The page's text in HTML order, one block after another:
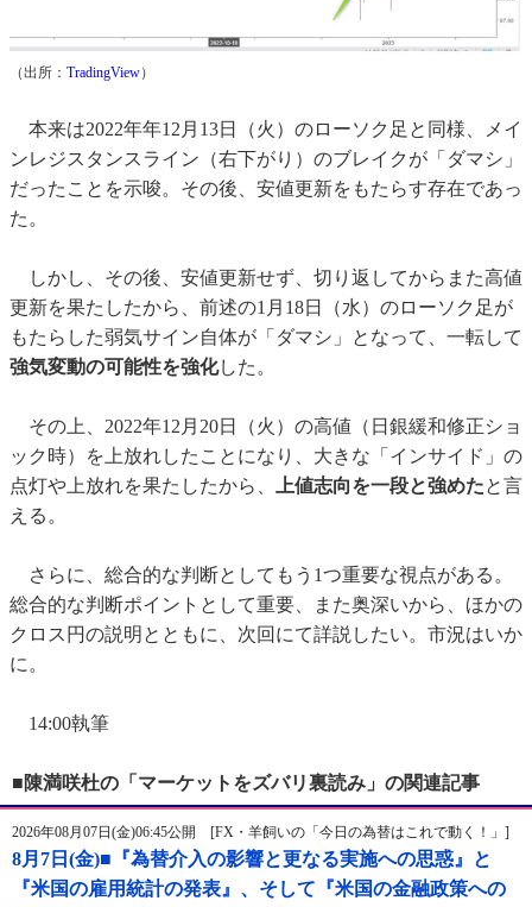
（出所： TradingView）
本来は2022年年12月13日（火）のローソク足と同様、メイ
ンレジスタンスライン（右下がり）のブレイクが「ダマシ」
だったことを示唆。その後、安値更新をもたらす存在であっ
た。
しかし、その後、安値更新せず、切り返してからまた高値
更新を果たしたから、前述の1月18日（水）のローソク足が
もたらした弱気サイン自体が「ダマシ」となって、一転して
強気変動の可能性を強化した。
その上、2022年12月20日（火）の高値（日銀緩和修正ショ
ック時）を上放れしたことになり、大きな「インサイド」の
点灯や上放れを果たしたから、
上値志向を一段と強めたと言
える。
さらに、総合的な判断としてもう1つ重要な視点がある。
総合的な判断ポイントとして重要、また奥深いから、ほかの
クロス円の説明とともに、次回にて詳説したい。市況はいか
に。
14:00執筆
■陳満咲杜の「マーケットをズバリ裏読み」の関連記事
2026年08月07日(金)06:45公開 [FX・羊飼いの「今日の為替はこれで動く！」]
8月7日(金)■『為替介入の影響と更なる実施への思惑』と
『米国の雇用統計の発表』、そして『米国の金融政策への